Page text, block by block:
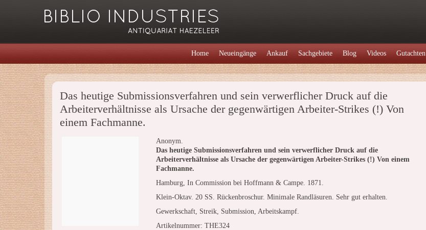
Home Neueingänge Ankauf Sachgebiete Blog Videos Gutachten
Das heutige Submissionsverfahren und sein verwerflicher Druck auf die
Arbeiterverhältnisse als Ursache der gegenwärtigen Arbeiter-Strikes (!) Von
einem Fachmanne.
Anonym.
Das heutige Submissionsverfahren und sein verwerflicher Druck auf die
Arbeiterverhältnisse als Ursache der gegenwärtigen Arbeiter-Strikes (!) Von einem
Fachmanne.
Hamburg, In Commission bei Hoffmann & Campe. 1871.
Klein-Oktav. 20 SS. Rückenbroschur. Minimale Randläsuren. Sehr gut erhalten.
Gewerkschaft, Streik, Submission, Arbeitskampf.
Artikelnummer: THE324